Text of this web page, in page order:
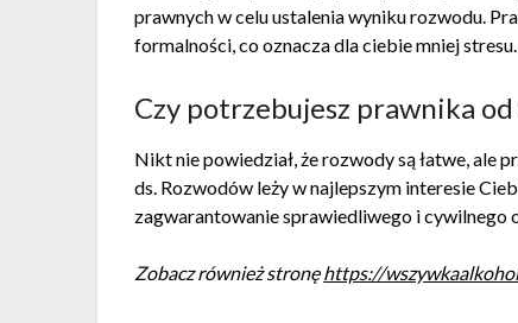
prawnych w celu ustalenia wyniku rozwodu.
formalności, co oznacza dla ciebie mniej stresu.
Czy potrzebujesz prawnika
Nikt nie powiedział, że rozwody są łatwe, ale
ds. Rozwodów leży w najlepszym interesie
zagwarantowanie sprawiedliwego i cywilnego
Zobacz również stronęhttps://